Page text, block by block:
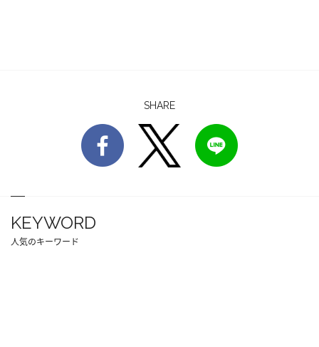
SHARE
KEYWORD
人気のキーワード